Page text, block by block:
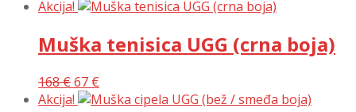
Akcija!
Muška tenisica UGG (crna boja)
168€67 €
Akcija!